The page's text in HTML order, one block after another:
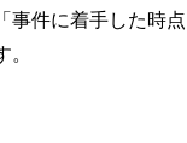
事件に着手した時点